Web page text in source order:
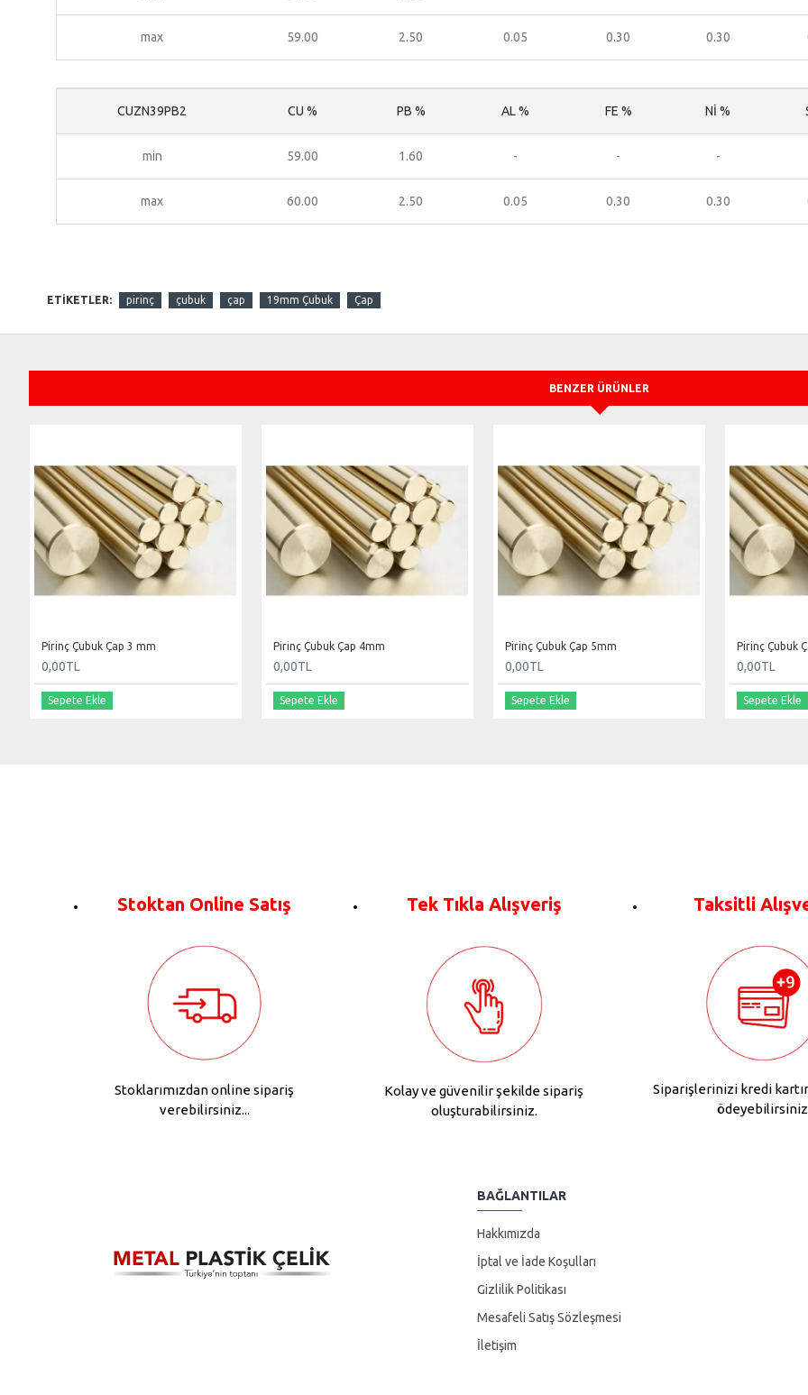
max 59.00 2.50 0.05 0.30 0.30
CUZN39PB2 CU % PB % AL % FE % Nİ %
min 59.00 1.60 - - -
max 60.00 2.50 0.05 0.30 0.30
ETIKETLER: pirinç çubuk çap 19mm Çubuk Çap
BENZER ÜRÜNLER
Pirinç Çubuk Çap 3 mm
0,00TL
Sepete Ekle
Pirinç Çubuk Çap 4mm
0,00TL
Sepete Ekle
Pirinç Çubuk Çap 5mm
0,00TL
Sepete Ekle
Pirinç Çubuk
0,00TL
Sepete Ekle
Stoktan Online Satış
Stoklarımızdan online sipariş
verebilirsiniz...
Tek Tıkla Alışveriş
Kolay ve güvenilir şekilde sipariş
oluşturabilirsiniz.
Taksitli
Siparişlerinizi kredi
BAĞLANTILAR
Hakkımızda
İptal ve İade Koşulları
Gizlilik Politikası
Mesafeli Satış Sözleşmesi
İletişim